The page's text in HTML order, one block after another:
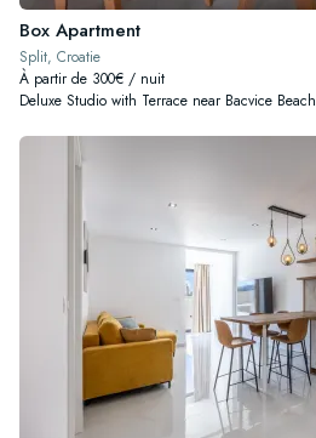
Box Apartment
Split, Croatie
À partir de 300€ / nuit
Deluxe Studio with Terrace near Bacvice Beach